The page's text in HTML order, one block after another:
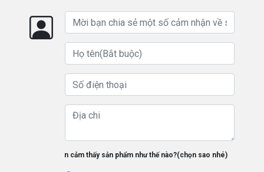
Bạn cảm thấy sản phẩm như thế nào?(chọn sao nhé)